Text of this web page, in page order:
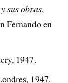
sus obras,
Fernando en
1947.
1947.